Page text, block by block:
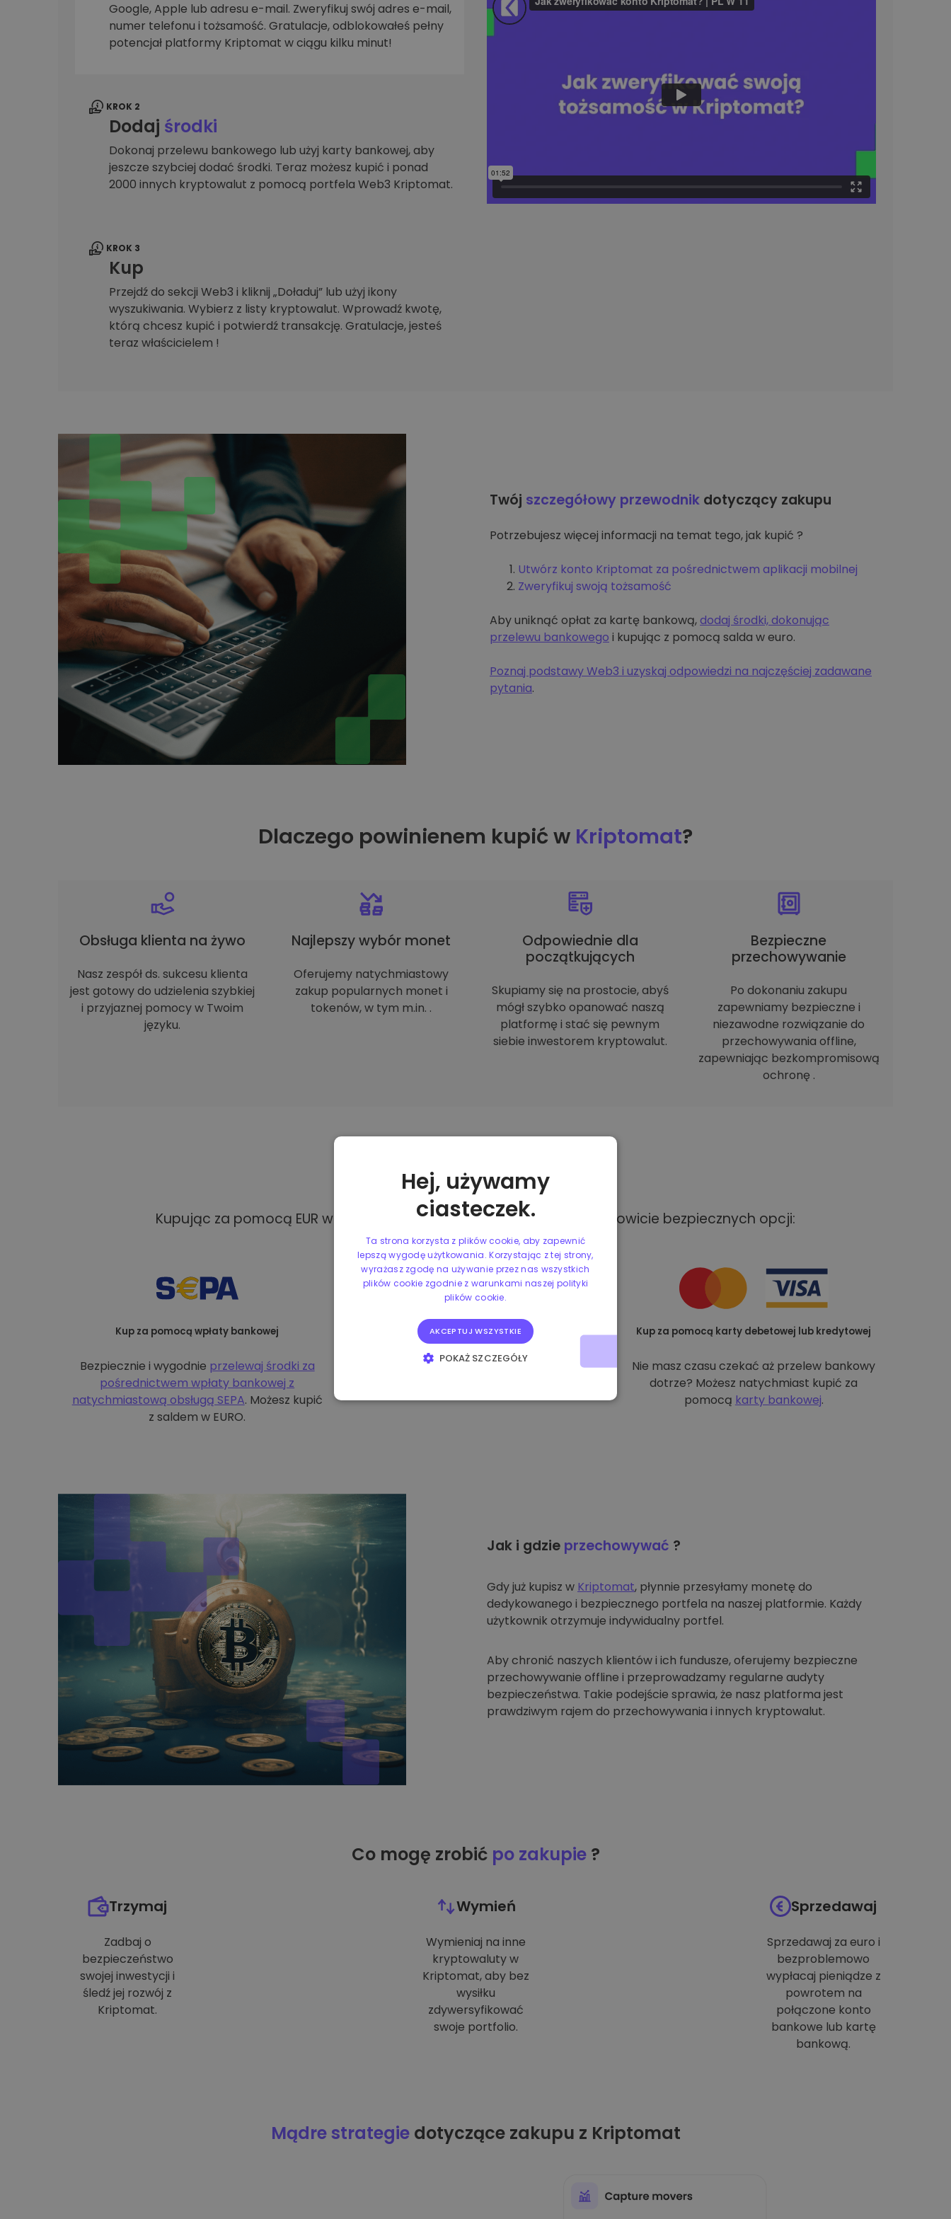
Explorer inwestycji
Znajdź swoją strategię kryptowalut
Google, Apple lub adresu e-mail. Zweryfikuj swój adres e-mail,
numer telefonu i tożsamość. Gratulacje, odblokowałeś pełny
potencjał platformy Kriptomat w ciągu kilku minut!
KROK 2
Dodaj środki
Dokonaj przelewu bankowego lub użyj karty bankowej, aby
jeszcze szybciej dodać środki. Teraz możesz kupić i ponad
2000 innych kryptowalut z pomocą portfela Web3 Kriptomat.
KROK 3
Kup
Przejdź do sekcji Web3 i kliknij „Doładuj” lub użyj ikony
wyszukiwania. Wybierz z listy kryptowalut. Wprowadź kwotę,
którą chcesz kupić i potwierdź transakcję. Gratulacje, jesteś
teraz właścicielem !
Twój szczegółowy przewodnik dotyczący zakupu
Potrzebujesz więcej informacji na temat tego, jak kupić ?
Utwórz konto Kriptomat za pośrednictwem aplikacji mobilnej
Zweryfikuj swoją tożsamość
Aby uniknąć opłat za kartę bankową,dodaj środki, dokonując
przelewu bankowego i kupując z pomocą salda w euro.
Poznaj podstawy Web3 i uzyskaj odpowiedzi na najczęściej zadawane
pytania.
Dlaczego powinienem kupić w Kriptomat?
Obsługa klienta na żywo
Nasz zespół ds. sukcesu klienta
jest gotowy do udzielenia szybkiej
i przyjaznej pomocy w Twoim
języku.
Najlepszy wybór monet
Oferujemy natychmiastowy
zakup popularnych monet i
tokenów, w tym m.in. .
Odpowiednie dla
początkujących
Skupiamy się na prostocie, abyś
mógł szybko opanować naszą
platformę i stać się pewnym
siebie inwestorem kryptowalut.
Bezpieczne
przechowywanie
Po dokonaniu zakupu
zapewniamy bezpieczne i
niezawodne rozwiązanie do
przechowywania offline,
zapewniając bezkompromisową
ochronę .
Metodypłatności
Kupując za pomocą EUR w Kriptomat, masz dostęp do różnych i całkowicie bezpiecznych opcji:
Kup za pomocą wpłaty bankowej
Bezpiecznie i wygodnie przelewaj środki za
pośrednictwem wpłaty bankowej z
natychmiastową obsługą SEPA. Możesz kupić
z saldem w EURO.
Kup za pomocą karty debetowej lub kredytowej
Nie masz czasu czekać aż przelew bankowy
dotrze? Możesz natychmiast kupić za
pomocą karty bankowej.
Jak i gdzie przechowywać ?
Gdy już kupisz w Kriptomat, płynnie przesyłamy monetę do
dedykowanego i bezpiecznego portfela na naszej platformie. Każdy
użytkownik otrzymuje indywidualny portfel.
Aby chronić naszych klientów i ich fundusze, oferujemy bezpieczne
przechowywanie offline i przeprowadzamy regularne audyty
bezpieczeństwa. Takie podejście sprawia, że nasz platforma jest
prawdziwym rajem do przechowywania i innych kryptowalut.
Co mogę zrobić po zakupie?
Trzymaj
Zadbaj o
bezpieczeństwo
swojej inwestycji i
śledź jej rozwój z
Kriptomat.
Wymień
Wymieniaj na inne
kryptowaluty w
Kriptomat, aby bez
wysiłku
zdywersyfikować
swoje portfolio.
Sprzedawaj
Sprzedawaj za euro i
bezproblemowo
wypłacaj pieniądze z
powrotem na
połączone konto
bankowe lub kartę
bankową.
Mądre strategiedotyczące zakupu z Kriptomat
Hej, używamy
ciasteczek.
Ta strona korzysta z plików cookie, aby zapewnić
lepszą wygodę użytkowania. Korzystając z tej strony,
wyrażasz zgodę na używanie przez nas wszystkich
plików cookie zgodnie z warunkami naszej polityki
plików cookie.
AKCEPTUJ WSZYSTKIE
POKAŻ SZCZEGÓŁY